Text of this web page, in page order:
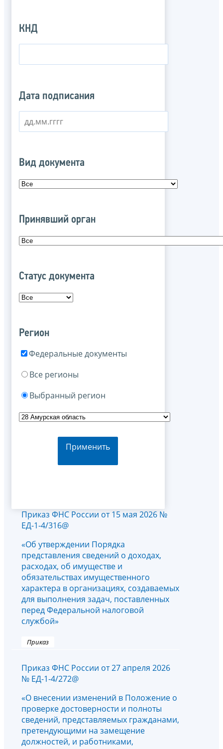
КНД
Дата подписания
Вид документа
Принявший орган
Статус документа
Регион
Федеральные документы
Все регионы
Выбранный регион
Применить
Приказ ФНС России от 15 мая 2026 №
ЕД-1-4/316@
«Об утверждении Порядка
представления сведений о доходах,
расходах, об имуществе и
обязательствах имущественного
характера в организациях, создаваемых
для выполнения задач, поставленных
перед Федеральной налоговой
службой»
Приказ
Приказ ФНС России от 27 апреля 2026
№ ЕД-1-4/272@
«О внесении изменений в Положение о
проверке достоверности и полноты
сведений, представляемых гражданами,
претендующими на замещение
должностей, и работниками,